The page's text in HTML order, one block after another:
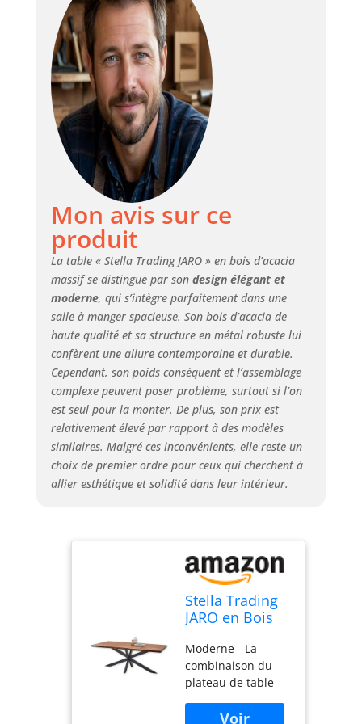
table de 55 mm
d'épaisseur en
bois d'acacia
massif avec un
doublement
supplémentaire
est durable et
résistant. Structure
en métal noir en
forme d'étoile pour
table à manger
parfaitement aux
styles d'intérieur
rustiques,
modernes et
classiques. Sa
beauté naturelle
crée une
atmosphère
chaleureuse et
s'harmonise avec
différents modèles
de chaises.
Montage facile - La
table de salle à
manger est
grâce aux
instructions
détaillées et donc
adaptée aux
débutants.
Matériel de
montage inclus.
Dimensions (l x H x
P) : 200 x 76,5 x 100
TRADING - Le
Mon avis sur ce
produit
La table « Stella Trading JARO » en bois d’acacia
massif se distingue par son design élégant et
moderne, qui s’intègre parfaitement dans une
salle à manger spacieuse. Son bois d’acacia de
haute qualité et sa structure en métal robuste lui
confèrent une allure contemporaine et durable.
Cependant, son poids conséquent et l’assemblage
complexe peuvent poser problème, surtout si l’on
est seul pour la monter. De plus, son prix est
relativement élevé par rapport à des modèles
similaires. Malgré ces inconvénients, elle reste un
choix de premier ordre pour ceux qui cherchent à
allier esthétique et solidité dans leur intérieur.
Stella Trading
JARO en Bois
Massif-Table
qualité
supérieure
avec Structure
en métal en
Moderne - La
combinaison du
plateau de table
massif en bois
d'acacia de 55 mm